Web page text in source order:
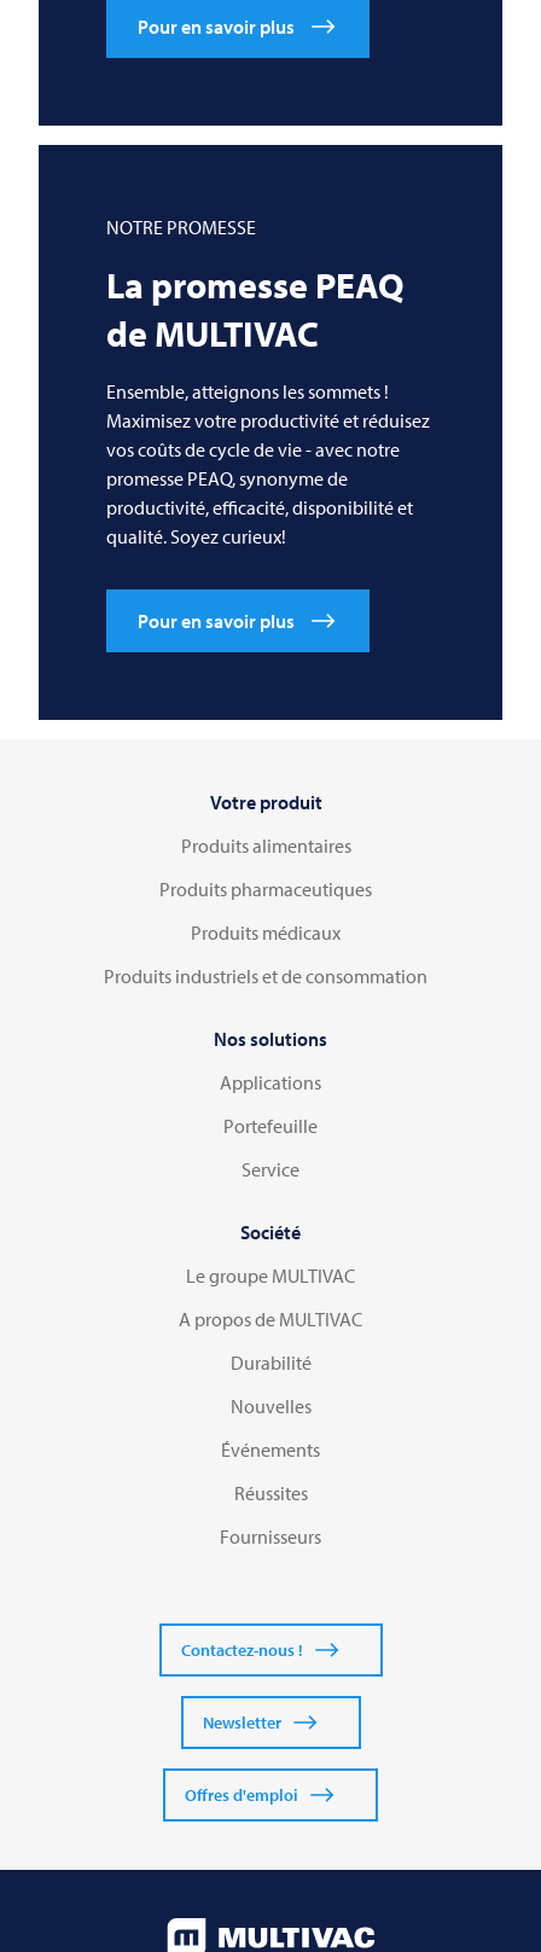
Pour en savoir plus
NOTRE PROMESSE
La promesse PEAQ
de MULTIVAC
Ensemble, atteignons les sommets !
Maximisez votre productivité et réduisez
vos coûts de cycle de vie - avec notre
promesse PEAQ, synonyme de
productivité, efficacité, disponibilité et
qualité. Soyez curieux!
Pour en savoir plus
Votre produit
Produits alimentaires
Produits pharmaceutiques
Produits médicaux
Produits industriels et de consommation
Nos solutions
Applications
Portefeuille
Service
Société
Le groupe MULTIVAC
A propos de MULTIVAC
Durabilité
Nouvelles
Événements
Réussites
Fournisseurs
Contactez-nous !
Newsletter
Offres d'emploi